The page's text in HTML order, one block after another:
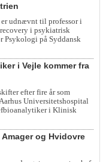
udnævnt til professor i
i psykiatrisk
Psykologi på Syddansk
i Vejle kommer fra
efter fire år som
Universitetshospital
i Klinisk
og Hvidovre